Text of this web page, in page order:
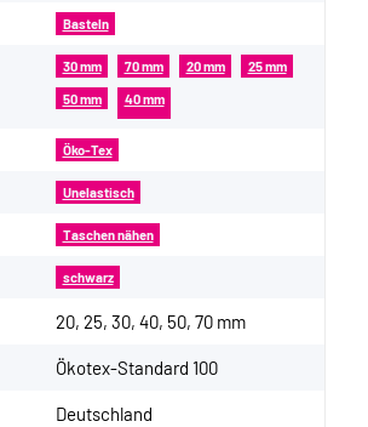
Basteln
30 mm 70 mm 20 mm 25 mm
50 mm 40 mm
Öko-Tex
Unelastisch
Taschen nähen
schwarz
20, 25, 30, 40, 50, 70 mm
Ökotex-Standard 100
Deutschland